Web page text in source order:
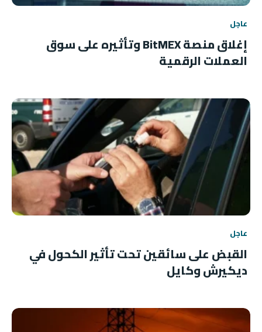
عاجل
إغلاق منصة BitMEX وتأثيره على سوق
العملات الرقمية
عاجل
القبض على سائقين تحت تأثير الكحول في
ديكيرش وكايل